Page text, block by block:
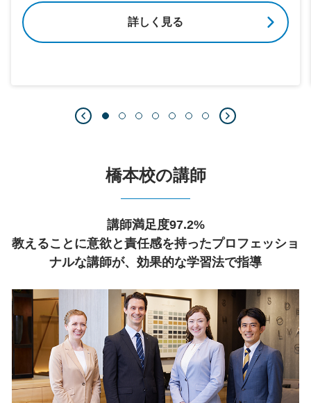
詳しく見る
橋本校の講師
講師満足度97.2%
教えることに意欲と責任感を持ったプロフェッショ
ナルな講師が、効果的な学習法で指導